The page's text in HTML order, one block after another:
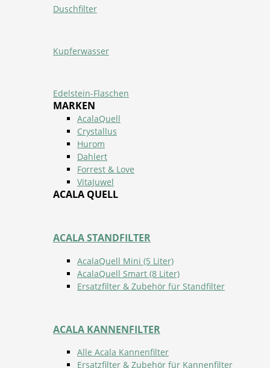
Duschfilter
Kupferwasser
Edelstein-Flaschen
MARKEN
AcalaQuell
Crystallus
Hurom
Dahlert
Forrest & Love
VitaJuwel
ACALA QUELL
ACALA STANDFILTER
AcalaQuell Mini (5 Liter)
AcalaQuell Smart (8 Liter)
Ersatzfilter & Zubehör für Standfilter
ACALA KANNENFILTER
Alle Acala Kannenfilter
Ersatzfilter & Zubehör für Kannenfilter